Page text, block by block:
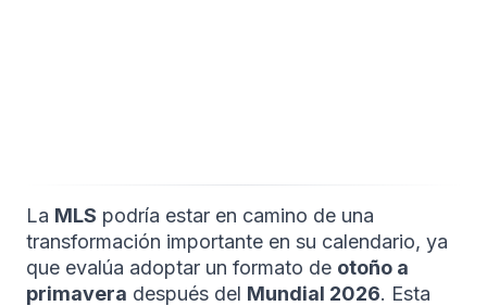
La MLS podría estar en camino de una
transformación importante en su calendario, ya
que evalúa adoptar un formato de otoño a
primavera después del Mundial 2026. Esta